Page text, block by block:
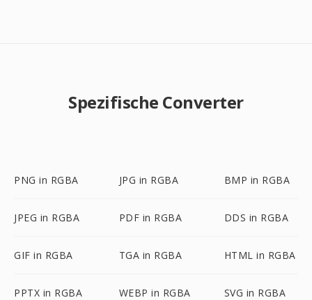
Spezifische Converter
PNG in RGBA JPG in RGBA BMP in RGBA
JPEG in RGBA PDF in RGBA DDS in RGBA
GIF in RGBA TGA in RGBA HTML in RGBA
PPTX in RGBA WEBP in RGBA SVG in RGBA